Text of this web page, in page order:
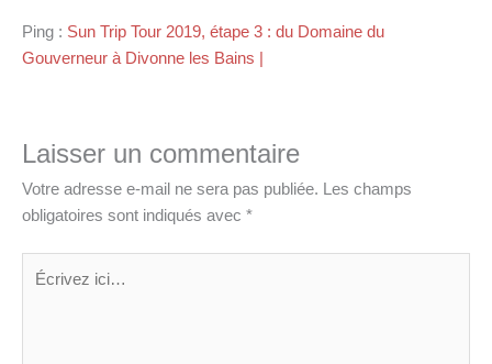
Ping : Sun Trip Tour 2019, étape 3 : du Domaine du
Gouverneur à Divonne les Bains |
Laisser un commentaire
Votre adresse e-mail ne sera pas publiée. Les champs
obligatoires sont indiqués avec *
Écrivez